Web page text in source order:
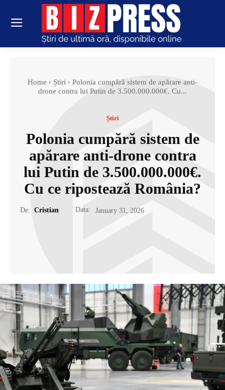
Home Știri
Polonia cumpără sistem de apărare anti-
drone contra lui Putin de 3.500.000.000€. Cu...
Știri
Polonia cumpără sistem de
apărare anti-drone contra
lui Putin de 3.500.000.000€.
Cu ce ripostează România?
De: Cristian Data: January 31, 2026